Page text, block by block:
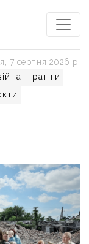
гранти
7 серпня 2026 р.